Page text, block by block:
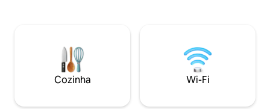
com o app da Uber e o transporte local A
poucos passos da nossa praia e piscinas
em estilo resort, esta é a sua base para
relaxamento ou aventura em Cancún.
Experimente
que cada detalhe
criado com amor
Cozinha Wi-Fi